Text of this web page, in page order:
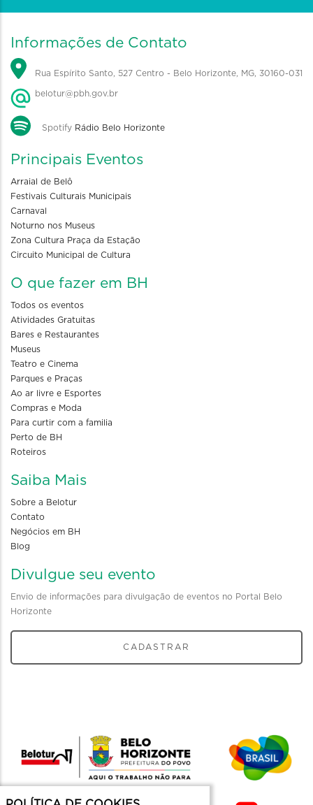
Informações de Contato
Rua Espírito Santo, 527 Centro - Belo Horizonte, MG, 30160-031
belotur@pbh.gov.br
Spotify Rádio Belo Horizonte
Principais Eventos
Arraial de Belô
Festivais Culturais Municipais
Carnaval
Noturno nos Museus
Zona Cultura Praça da Estação
Circuito Municipal de Cultura
O que fazer em BH
Todos os eventos
Atividades Gratuitas
Bares e Restaurantes
Museus
Teatro e Cinema
Parques e Praças
Ao ar livre e Esportes
Compras e Moda
Para curtir com a familia
Perto de BH
Roteiros
Saiba Mais
Sobre a Belotur
Contato
Negócios em BH
Blog
Divulgue seu evento
Envio de informações para divulgação de eventos no Portal Belo
Horizonte
CADASTRAR